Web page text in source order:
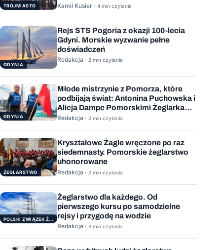
TRÓJMIASTO Kamil Kusier · 4 min czytania
GDYNIA
Rejs STS Pogoria z okazji 100-lecia
Gdyni. Morskie wyzwanie pełne
doświadczeń
Redakcja · 2 min czytania
GDYNIA
Młode mistrzynie z Pomorza, które
podbijają świat: Antonina Puchowska i
Alicja Dampc Pomorskimi Żeglarkami
Roku 2025
Redakcja · 2 min czytania
ŻEGLARSTWO
Kryształowe Żagle wręczone po raz
siedemnasty. Pomorskie żeglarstwo
uhonorowane
Redakcja · 2 min czytania
POLSKI ZWIĄZEK ŻEGLARSKI
Żeglarstwo dla każdego. Od
pierwszego kursu po samodzielne
rejsy i przygodę na wodzie
Redakcja · 3 min czytania